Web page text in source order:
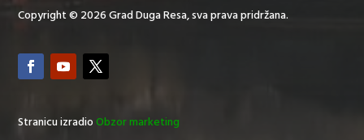
Copyright © 2026 Grad Duga Resa, sva prava pridržana.
Stranicu izradioObzor marketing